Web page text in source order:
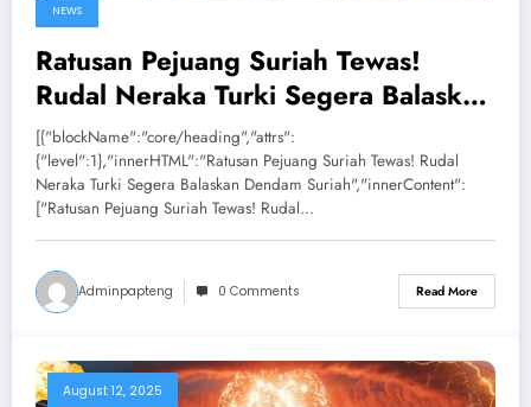
NEWS
Ratusan Pejuang Suriah Tewas!
Rudal Neraka Turki Segera Balaskan
Dendam Suriah
[{"blockName":"core/heading","attrs":
{"level":1},"innerHTML":"Ratusan Pejuang Suriah Tewas! Rudal
Neraka Turki Segera Balaskan Dendam Suriah","innerContent":
["Ratusan Pejuang Suriah Tewas! Rudal…
Adminpapteng 0 Comments Read More
August 12, 2025